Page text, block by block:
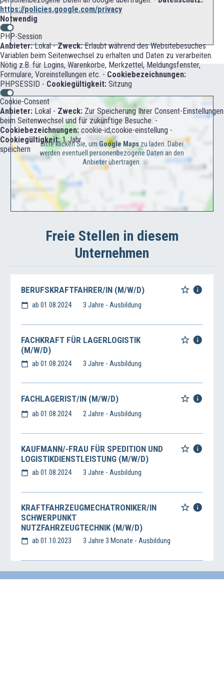
https://policies.google.com/privacy
Notwendig
PHP-Session
Anbieter:Lokal -Zweck:Erlaubt während des Websitebesuches
Variablen beim Seitenwechsel zu erhalten und Daten zu verarbeiten.
Nötig z.B. für Logins, Warenkörbe, Merkzettel, Meldungsfenster,
Formulare, Voreinstellungen etc. - Cookiebezeichnungen:
PHPSESSID - Cookiegültigkeit: Sitzung
Cookie-Consent
Anbieter: Lokal - Zweck: Zur Speicherung Ihrer Consent-Einstellungen
beim Seitenwechsel und für zukünftige Besuche. -
Cookiebezeichnungen: cookie-id;cookie-einstellung -
Cookiegültigkeit:1 Jahr
speichern
Bitte klicken Sie, um Google Mapszu laden. Dabei
werden eventuell personenbezogene Daten an den
Anbieter übertragen.
Freie Stellen in diesem
Unternehmen
BERUFSKRAFTFAHRER/IN (M/W/D)
ab 01.08.2024 3 Jahre - Ausbildung
FACHKRAFT FÜR LAGERLOGISTIK
(M/W/D)
ab 01.08.2024 3 Jahre - Ausbildung
FACHLAGERIST/IN (M/W/D)
ab 01.08.2024 2 Jahre - Ausbildung
KAUFMANN/-FRAU FÜR SPEDITION UND
LOGISTIKDIENSTLEISTUNG (M/W/D)
ab 01.08.2024 3 Jahre - Ausbildung
KRAFTFAHRZEUGMECHATRONIKER/IN
SCHWERPUNKT
NUTZFAHRZEUGTECHNIK (M/W/D)
ab 01.10.2023 3 Jahre 3 Monate - Ausbildung